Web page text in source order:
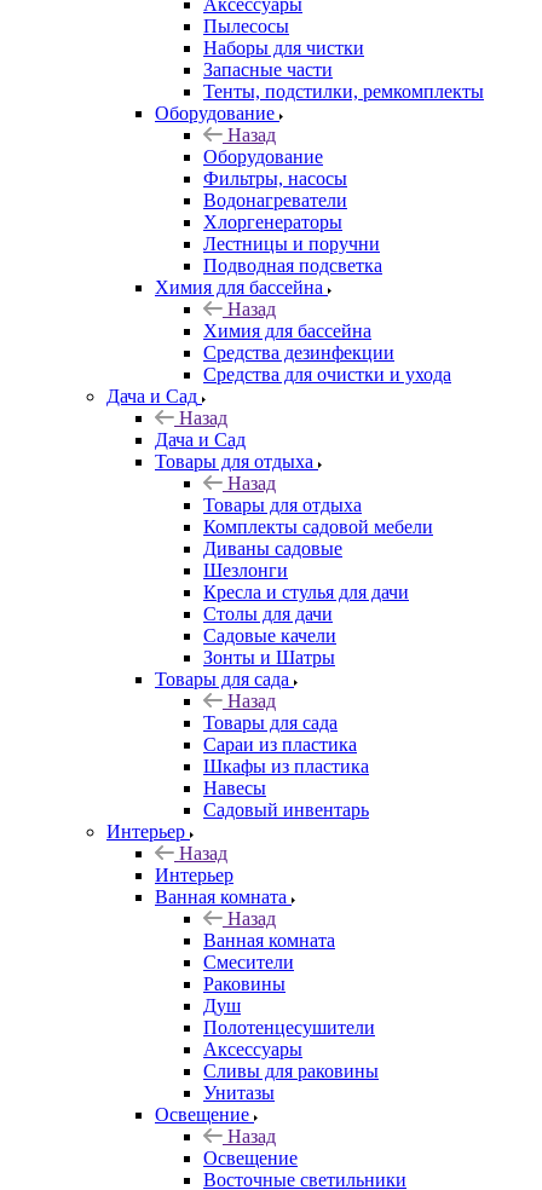
Аксессуары
Пылесосы
Наборы для чистки
Запасные части
Тенты, подстилки, ремкомплекты
Оборудование
Назад
Оборудование
Фильтры, насосы
Водонагреватели
Хлоргенераторы
Лестницы и поручни
Подводная подсветка
Химия для бассейна
Назад
Химия для бассейна
Средства дезинфекции
Средства для очистки и ухода
Дача и Сад
Назад
Дача и Сад
Товары для отдыха
Назад
Товары для отдыха
Комплекты садовой мебели
Диваны садовые
Шезлонги
Кресла и стулья для дачи
Столы для дачи
Садовые качели
Зонты и Шатры
Товары для сада
Назад
Товары для сада
Сараи из пластика
Шкафы из пластика
Навесы
Садовый инвентарь
Интерьер
Назад
Интерьер
Ванная комната
Назад
Ванная комната
Смесители
Раковины
Душ
Полотенцесушители
Аксессуары
Сливы для раковины
Унитазы
Освещение
Назад
Освещение
Восточные светильники